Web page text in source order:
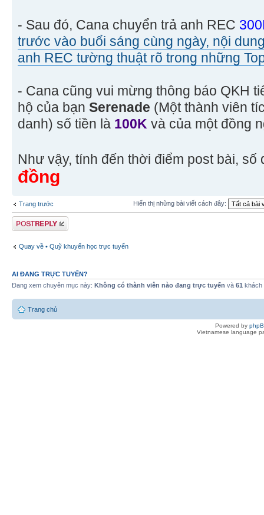
- Sau đó, Cana chuyển trả anh REC
trước vào buổi sáng cùng ngày, nội
anh REC tường thuật rõ trong những
- Cana cũng vui mừng thông báo QKH
hộ của bạn Serenade (Một thành viên
danh) số tiền là 100K và của một đồng
Như vậy, tính đến thời điểm post bài,
đồng
Trang trước Hiển thị những bài viết cách đây:
Gửi bài trả lời
Quay về • Quỹ khuyến học trực tuyến
AI ĐANG TRỰC TUYẾN?
Đang xem chuyên mục này: Không có thành viên nào đang trực tuyến và 61 khách
Trang chủ
Powered by
Vietnamese language